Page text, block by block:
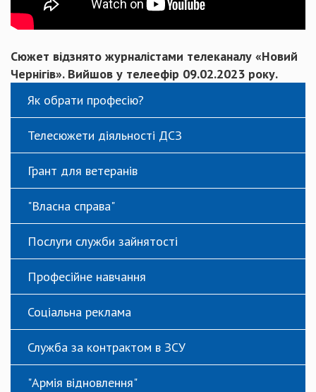
Сюжет відзнято журналістами телеканалу «Новий
Чернігів». Вийшов у телеефір 09.02.2023 року.
Як обрати професію?
Телесюжети діяльності ДСЗ
Грант для ветеранів
"Власна справа"
Послуги служби зайнятості
Професійне навчання
Соціальна реклама
Служба за контрактом в ЗСУ
"Армія відновлення"